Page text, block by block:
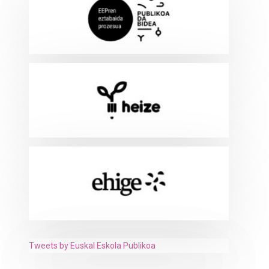
Tweets by Euskal Eskola Publikoa